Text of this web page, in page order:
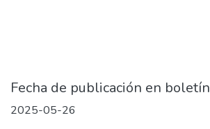
Fecha de publicación en boletín
2025-05-26